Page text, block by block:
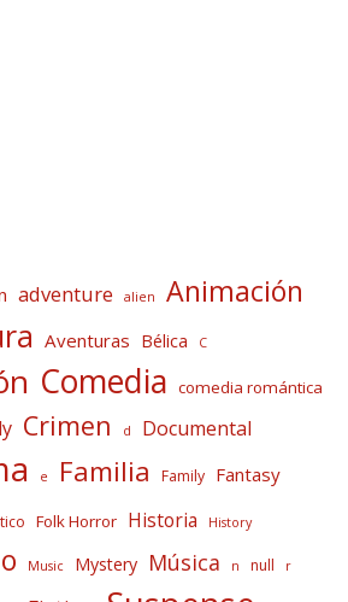
adventure alien Animación
Aventuras Bélica C
Comedia comedia romántica
Crimen d Documental
e Familia Family Fantasy
Folk Horror Historia History
Music Mystery Música n null r